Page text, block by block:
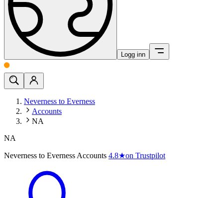
Logg inn
Neverness to Everness
Accounts
NA
NA
Neverness to Everness Accounts 4.8★on Trustpilot